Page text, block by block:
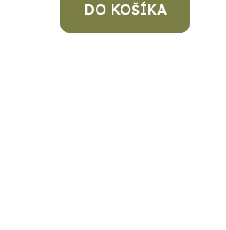
DO KOŠÍKA